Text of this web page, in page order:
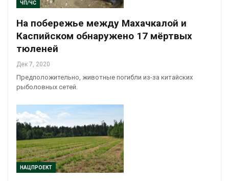
ЧП/ЧС
На побережье между Махачкалой и
Каспийском обнаружено 17 мёртвых
тюленей
Дек 7, 2020
Предположительно, животные погибли из-за китайских
рыболовных сетей.
НАЦПРОЕКТ